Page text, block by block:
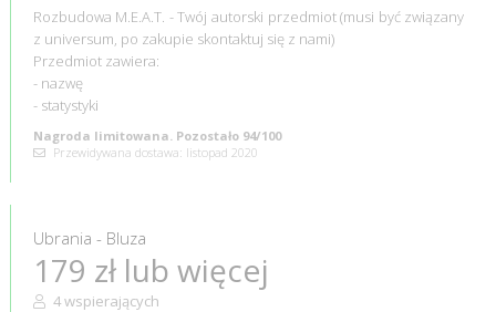
Rozbudowa M.E.A.T. - Twój autorski przedmiot (musi być związany
z universum, po zakupie skontaktuj się z nami)
Przedmiot zawiera:
- nazwę
- statystyki
Nagroda limitowana. Pozostało 94/100
Przewidywana dostawa: listopad 2020
Ubrania - Bluza
179 zł lub więcej
4 wspierających